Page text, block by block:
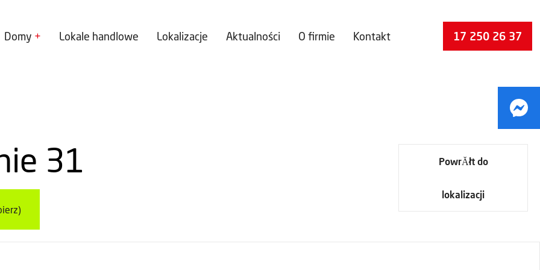
Domy Lokale handlowe Lokalizacje Aktualności O firmie Kontakt 17 250 26 37
31 PowrĂłt do
lokalizacji